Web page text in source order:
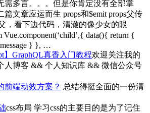
需多言。。。但是你肯定没有全部掌
文章应运而生 props和$emit props父传
，看下边代码，清澈的像少女的眼
Vue.component(‘child’,{ data(){ return {
} }, …
】GraphQL真香入门教程欢迎关注我的
人博客 && 个人知识库 && 微信公众号
前端动效方案？ 总结得挺全面的一份清
css布局 学习css的主要目的是为了记住